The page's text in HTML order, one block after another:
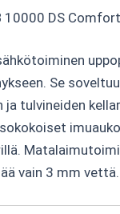
10000 DS
Se
ja tulvineiden
vain 3 mm vettä.